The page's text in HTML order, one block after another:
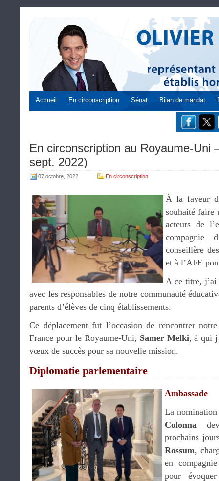
Accueil En circonscription Sénat Bilan de mandat
En circonscription au Royaume-Uni
sept. 2022)
07 octobre, 2022 En circonscription
À la faveur
souhaité faire
acteurs de
compagnie
conseillère
et à l’AFE
A ce titre, j’ai
avec les responsables de notre communauté
parents d’élèves de cinq établissements.
Ce déplacement fut l’occasion de rencontrer
France pour le Royaume-Uni, Samer Melki, à qui
vœux de succès pour sa nouvelle mission.
Diplomatie parlementaire
Ambassade
La
Colonna
prochains
Rossum,
en
pour